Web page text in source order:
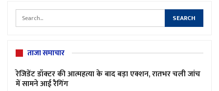
ताजा समाचार
रेजिडेंट डॉक्टर की आत्महत्या के बाद बड़ा एक्शन, रातभर चली जांच
में सामने आई रैगिंग